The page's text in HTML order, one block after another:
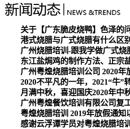
港式烧腊与广式烧腊有什么区
广州烧腊培训-跟我学做广式
东江盐焗鸡的制作方法、正宗
2020不平凡的一年，2021“牛”
广州粤煌餐饮培训有限公司复
粤煌烧腊培训 2019年放假通知
感谢云浮谭学员对粤煌烧腊培